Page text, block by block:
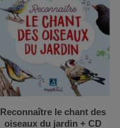
Reconnaître le chant des
oiseaux du jardin + CD